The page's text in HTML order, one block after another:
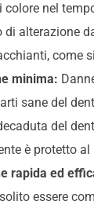
nel
di alterazione
come
minima:
sane del
del
è protetto
rapida ed
essere